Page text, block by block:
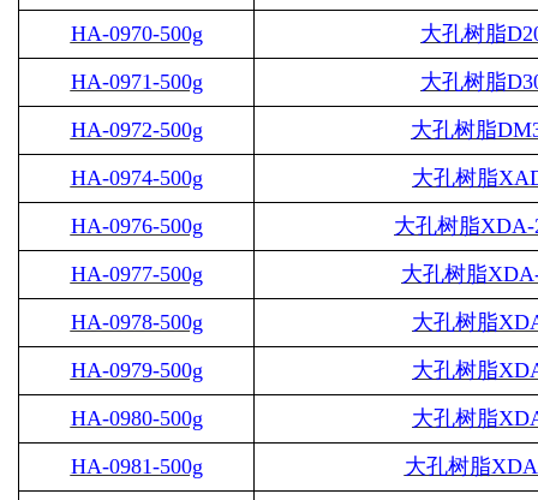
HA-0970-500g
大孔树脂
HA-0971-500g
大孔树脂
HA-0972-500g
大孔树脂
HA-0974-500g
大孔树脂
HA-0976-500g
大孔树脂XDA-
HA-0977-500g
大孔树脂
HA-0978-500g
大孔树脂
HA-0979-500g
大孔树脂
HA-0980-500g
大孔树脂
HA-0981-500g
大孔树脂